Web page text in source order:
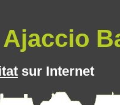
Ajaccio
sur Internet